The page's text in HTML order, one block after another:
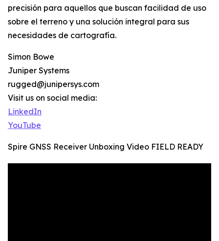
precisión para aquellos que buscan facilidad de uso
sobre el terreno y una solución integral para sus
necesidades de cartografía.
Simon Bowe
Juniper Systems
rugged@junipersys.com
Visit us on social media:
LinkedIn
YouTube
Spire GNSS Receiver Unboxing Video FIELD READY